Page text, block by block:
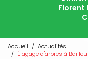
Florent
Accueil
Actualités
Élagage d'arbres à Bailleul